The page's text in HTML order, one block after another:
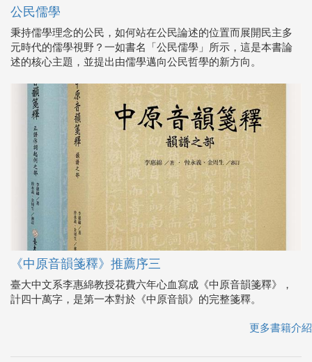
公民儒學
秉持儒學理念的公民，如何站在公民論述的位置而展開民主多
元時代的儒學視野？一如書名「公民儒學」所示，這是本書論
述的核心主題，並提出由儒學邁向公民哲學的新方向。
《中原音韻箋釋》推薦序三
臺大中文系李惠綿教授花費六年心血寫成《中原音韻箋釋》，
計四十萬字，是第一本對於《中原音韻》的完整箋釋。
更多書籍介紹